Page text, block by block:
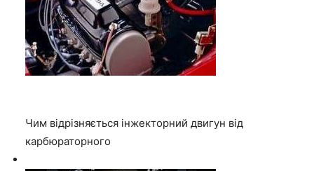
Чим відрізняється інжекторний двигун від
карбюраторного